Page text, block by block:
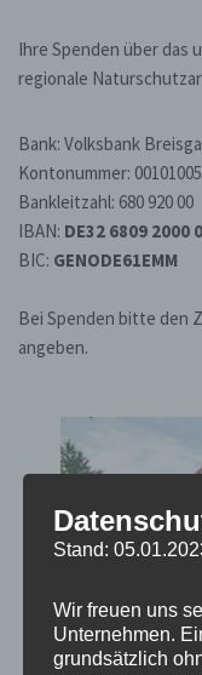
Ihre Spenden über
regionale
Bank: Volksbank
Kontonummer:
Bankleitzahl: 680 920 00
IBAN: DE32 6809 2000
BIC: GENODE61EMM
Bei Spenden bitte den
angeben.
Stand:
Wir freuen uns
Unternehmen.
grundsätzlich